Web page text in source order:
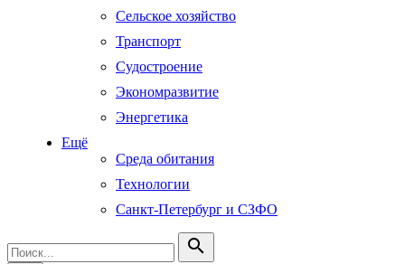
Сельское хозяйство
Транспорт
Судостроение
Экономразвитие
Энергетика
Ещё
Среда обитания
Технологии
Санкт-Петербург и СЗФО
search